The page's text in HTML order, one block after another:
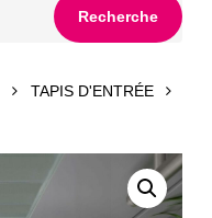
Recherche
TAPIS D'ENTRÉE